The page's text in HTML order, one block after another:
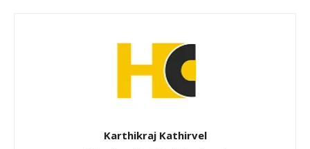
Karthikraj Kathirvel